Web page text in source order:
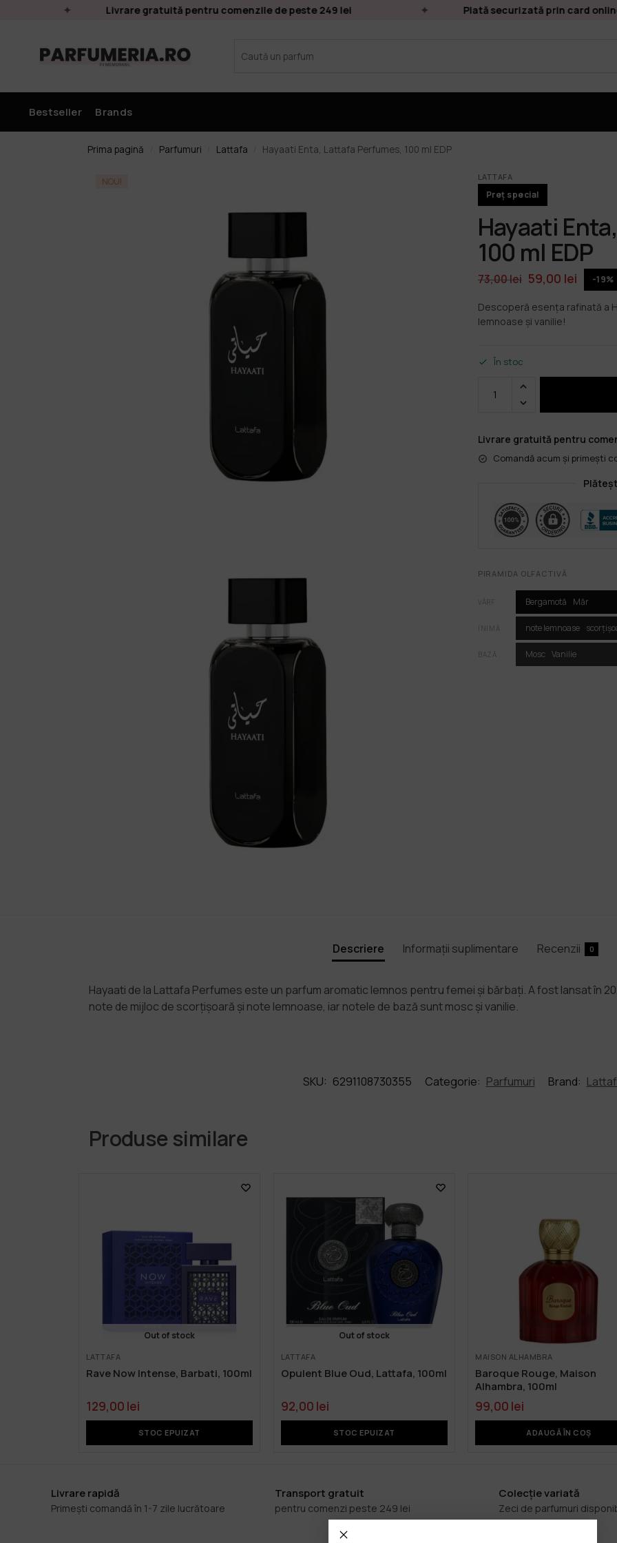
Livrare gratuită pentru comenzile de peste 249 lei Plată securizată prin card online
Bestseller Brands
Prima pagină Parfumuri Lattafa Hayaati Enta, Lattafa Perfumes, 100 ml EDP
NOU! LATTAFA
Preț special
Hayaati
100 ml EDP
73,00lei 59,00 lei -19%
Descoperă esența rafinată a
lemnoase și vanilie!
În stoc
Livrare gratuită pentru
Comandă acum și primești
PIRAMIDA OLFACTIVĂ
VÂRF Bergamotă Măr
INIMĂ note lemnoase
BAZĂ Mosc Vanilie
Descriere Informații suplimentare Recenzii 0
Hayaati de la Lattafa Perfumes este un parfum aromatic lemnos pentru femei și bărbați. A fost lansat în
note de mijloc de scorțișoară și note lemnoase, iar notele de bază sunt mosc și vanilie.
SKU: 6291108730355 Categorie: Parfumuri Brand:
Produse similare
Out of stock
LATTAFA
Rave Now Intense, Barbati, 100ml
129,00 lei
STOC EPUIZAT
Out of stock
LATTAFA
Opulent Blue Oud, Lattafa, 100ml
92,00 lei
STOC EPUIZAT
MAISON ALHAMBRA
Baroque Rouge, Maison
Alhambra, 100ml
99,00 lei
ADAUGĂ ÎN COȘ
Livrare rapidă
Primești comandă în 1-7 zile lucrătoare
Transport gratuit
pentru comenzi peste 249 lei
Colecție variată
Zeci de parfumuri